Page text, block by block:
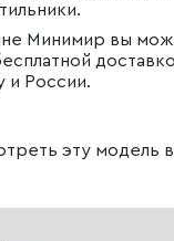
Минимир вы
и России.
эту модель в